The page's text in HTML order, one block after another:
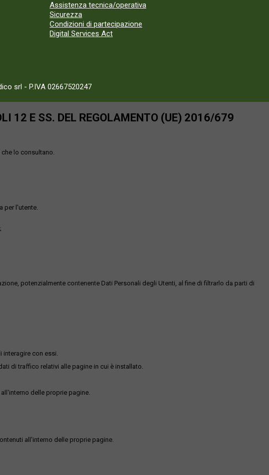
Assistenza tecnica/operativa
Sicurezza
Condizioni di partecipazione
Digital Services Act
srl - P.IVA 02667520247
12 E SS. DEL REGOLAMENTO (UE) 2016/679
lo consultano.
per l'utente.
potenzialmente contenente Dati Personali degli Utenti, al fine di filtrarlo da parti di
interagire con essi.
di traffico relativi alle pagine in cui è installato.
delle proprie pagine.
all'interno delle proprie pagine.